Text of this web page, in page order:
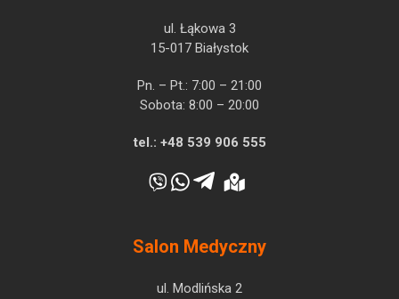
ul. Łąkowa 3
15-017 Białystok
Pn. – Pt.: 7:00 – 21:00
Sobota: 8:00 – 20:00
tel.: +48 539 906 555
Salon Medyczny
ul. Modlińska 2